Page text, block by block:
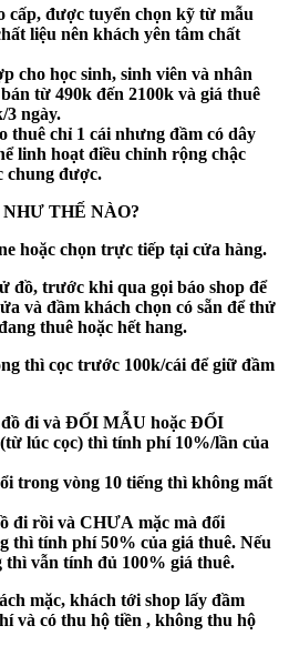
cấp, được tuyển chọn kỹ từ mẫu
liệu nên khách yên tâm chất
cho học sinh, sinh viên và nhân
từ 490k đến 2100k và giá thuê
3 ngày.
thuê chỉ 1 cái nhưng đầm có dây
linh hoạt điều chỉnh rộng chậc
chung được.
THẾ NÀO?
hoặc chọn trực tiếp tại cửa hàng.
đồ, trước khi qua gọi báo shop để
và đầm khách chọn có sẵn để thử
thuê hoặc hết hang.
thì cọc trước 100k/cái để giữ đầm
đi và ĐỔI MẪU hoặc ĐỔI
lúc cọc) thì tính phí 10%/lần của
trong vòng 10 tiếng thì không mất
đi rồi và CHƯA mặc mà đổi
thì tính phí 50% của giá thuê. Nếu
thì vẫn tính đủ 100% giá thuê.
mặc, khách tới shop lấy đầm
và có thu hộ tiền , không thu hộ